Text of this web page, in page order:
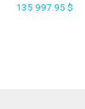
135 997.95 $